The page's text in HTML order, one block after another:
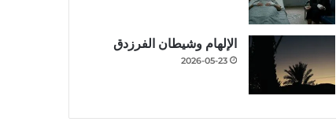
الإلهام وشيطان الفرزدق
2026-05-23